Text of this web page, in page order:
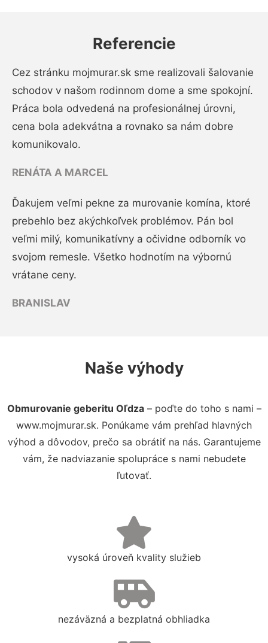
Referencie
Cez stránku mojmurar.sk sme realizovali šalovanie
schodov v našom rodinnom dome a sme spokojní.
Práca bola odvedená na profesionálnej úrovni,
cena bola adekvátna a rovnako sa nám dobre
komunikovalo.
RENÁTA A MARCEL
Ďakujem veľmi pekne za murovanie komína, ktoré
prebehlo bez akýchkoľvek problémov. Pán bol
veľmi milý, komunikatívny a očividne odborník vo
svojom remesle. Všetko hodnotím na výbornú
vrátane ceny.
BRANISLAV
Naše výhody
Obmurovanie geberitu Oľdza– poďte do toho s nami –
www.mojmurar.sk. Ponúkame vám prehľad hlavných
výhod a dôvodov, prečo sa obrátiť na nás. Garantujeme
vám, že nadviazanie spolupráce s nami nebudete
ľutovať.
vysoká úroveň kvality služieb
nezáväzná a bezplatná obhliadka